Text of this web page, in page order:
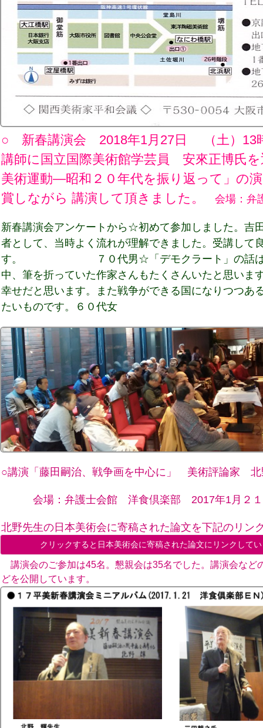
○ 新春講演会 2018年1月27日 （土
講師に国立国際美術館学芸員 安來正博氏
美術運動―昭和２０年代を振り返って」の
賞しながら 講演して頂きました。
会場：弁
新春講演会アンケートから☆初めて参加しました。吉
者として、当時よく流れが理解できました。受講して
す。 ７０代男☆「デモクラート」の話はお
中、筆を折っていた作家さんもたくさんいたと思いま
幸せだと思います。また戦争ができる国になりつつあ
たいものです。６０代女
○講演「藤田嗣治、戦争画を中心に」 美術評論家
会場：弁護士会館 洋食倶楽部 2017年1月２１
北野先生の日本美術会に寄稿された論文を下記のリン
クリックすると日本美術会に寄稿された論文にリンクして
講演会のご参加は45名。懇親会は35名でした。講演会など
どを公開しています。